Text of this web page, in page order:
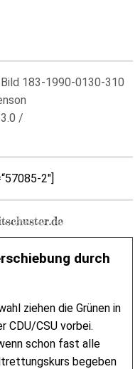
183-1990-0130-310
/
2″]
durch
ziehen die Grünen in
CDU/CSU vorbei.
schon fast alle
begeben